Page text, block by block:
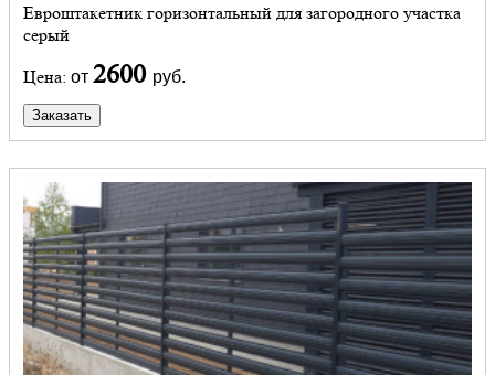
Евроштакетник горизонтальный для загородного участка
серый
Цена: от 2600 руб.
Заказать